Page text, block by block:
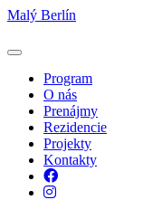
Malý Berlín
Program
O nás
Prenájmy
Rezidencie
Projekty
Kontakty
Facebook
Instagram